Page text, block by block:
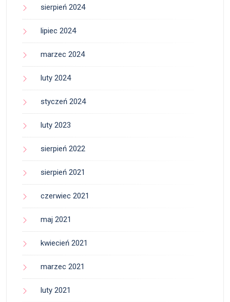
sierpień 2024
lipiec 2024
marzec 2024
luty 2024
styczeń 2024
luty 2023
sierpień 2022
sierpień 2021
czerwiec 2021
maj 2021
kwiecień 2021
marzec 2021
luty 2021